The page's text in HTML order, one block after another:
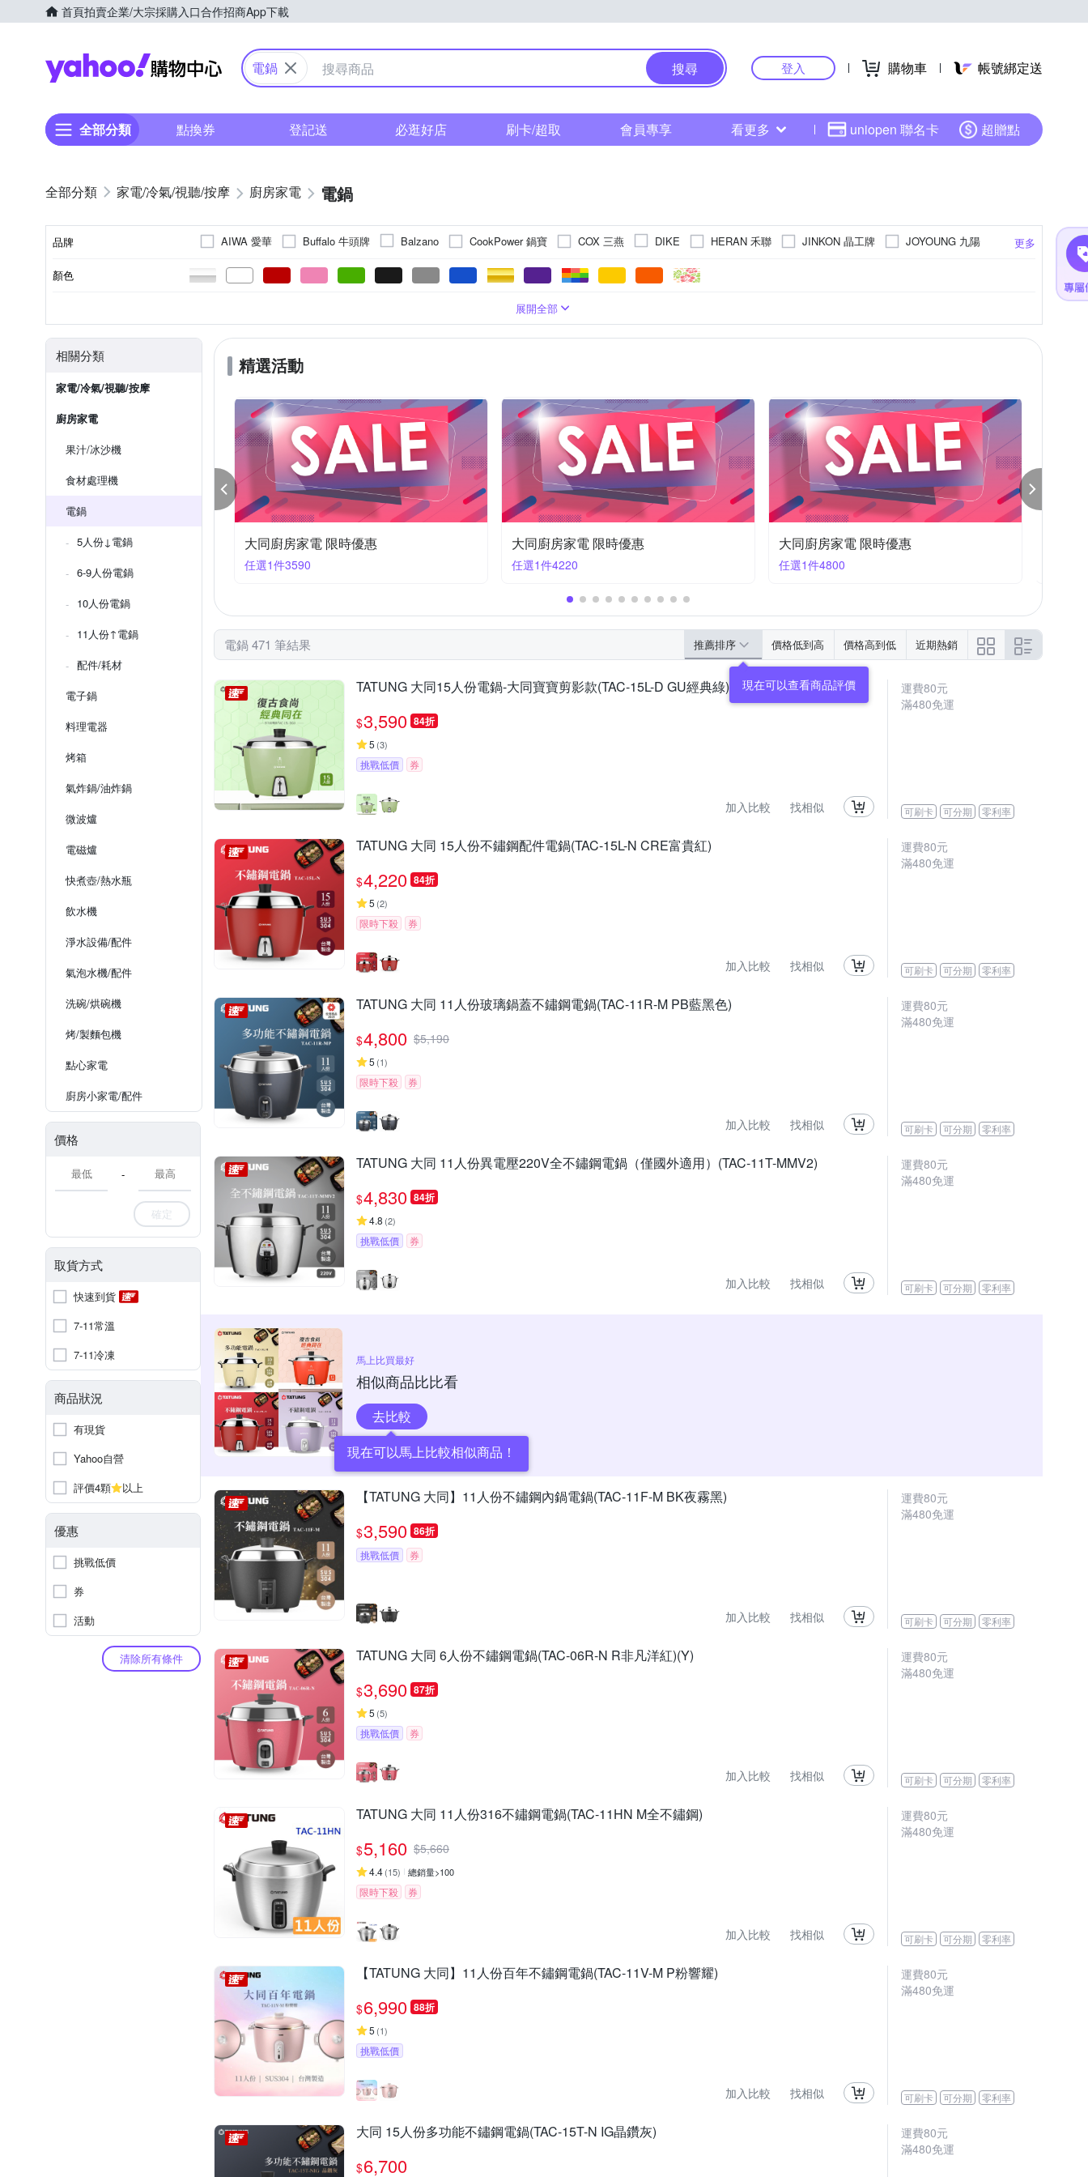
首頁拍賣企業/大宗採購入口合作招商App下載
Yahoo購物中心
電鍋 搜尋 登入 購物車 帳號綁定送
全部分類 點換券 登記送 必逛好店 刷卡/超取 會員專享 看更多 uniopen 聯名卡 超贈點
家電/冷氣/視聽/按摩 廚房家電 電鍋
品牌 更多
AIWA 愛華 Buffalo 牛頭牌 Balzano CookPower 鍋寶 COX 三燕 DIKE HERAN 禾聯 JINKON 晶工牌
JOYOUNG 九陽
Kolin 歌林
KINYO LAPOLO MOLIJIA 魔力家 PHILIPS 飛利浦 Rinnai 林內
其他品牌
喜特麗 大家源 日虹牌 永信牌 牛頭牌
顏色
300~400W
30人份以上
鋁合金萬用鍋
展開全部
相關分類
家電/冷氣/視聽/按摩
廚房家電
果汁/冰沙機
食材處理機
電鍋
5人份↓電鍋
6-9人份電鍋
10人份電鍋
11人份↑電鍋
配件/耗材
電子鍋
料理電器
烤箱
氣炸鍋/油炸鍋
微波爐
電磁爐
快煮壺/熱水瓶
飲水機
淨水設備/配件
氣泡水機/配件
洗碗/烘碗機
烤/製麵包機
點心家電
廚房小家電/配件
價格
-
確定
取貨方式
快速到貨
7-11常溫
7-11冷凍
商品狀況
有現貨
Yahoo自營
評價4顆
以上
優惠
挑戰低價
券
活動
清除所有條件
精選活動
房家電 限時優惠 大同廚房家電 限時優惠
任選1件4830
大同廚房家電 限時優惠
任選1件3690
大同廚房家電 限時優惠
任選1件5160
電鍋 471 筆結果 推薦排序 價格低到高 價格高到低 近期熱銷
TATUNG 大同15人份電鍋-大同寶寶剪影款(TAC-15L-D GU經典綠)(Y)
$3,590 84折
5 (3)
挑戰低價 券
加入比較 找相似
運費80元
滿480免運
可刷卡 可分期 零利率
TATUNG 大同 15人份不鏽鋼配件電鍋(TAC-15L-N CRE富貴紅)
$4,220 84折
5 (2)
限時下殺 券
加入比較 找相似
運費80元
滿480免運
可刷卡 可分期 零利率
TATUNG 大同 11人份玻璃鍋蓋不鏽鋼電鍋(TAC-11R-M PB藍黑色)
$4,800 $5,190
5 (1)
限時下殺 券
加入比較 找相似
運費80元
滿480免運
可刷卡 可分期 零利率
TATUNG 大同 11人份異電壓220V全不鏽鋼電鍋（僅國外適用）(TAC-11T-MMV2)
$4,830 84折
4.8 (2)
挑戰低價 券
加入比較 找相似
運費80元
滿480免運
可刷卡 可分期 零利率
馬上比買最好
相似商品比比看
去比較
現在可以馬上比較相似商品！
【TATUNG 大同】11人份不鏽鋼內鍋電鍋(TAC-11F-M BK夜霧黑)
$3,590 86折
挑戰低價 券
加入比較 找相似
運費80元
滿480免運
可刷卡 可分期 零利率
TATUNG 大同 6人份不鏽鋼電鍋(TAC-06R-N R非凡洋紅)(Y)
$3,690 87折
5 (5)
挑戰低價 券
加入比較 找相似
運費80元
滿480免運
可刷卡 可分期 零利率
TATUNG 大同 11人份316不鏽鋼電鍋(TAC-11HN M全不鏽鋼)
$5,160 $5,660
4.4(15) 總銷量>100
限時下殺 券
加入比較 找相似
運費80元
滿480免運
可刷卡 可分期 零利率
【TATUNG 大同】11人份百年不鏽鋼電鍋(TAC-11V-M P粉響耀)
$6,990 88折
5 (1)
挑戰低價
加入比較 找相似
運費80元
滿480免運
可刷卡 可分期 零利率
大同 15人份多功能不鏽鋼電鍋(TAC-15T-N IG晶鑽灰)
$6,700
運費80元
滿480免運